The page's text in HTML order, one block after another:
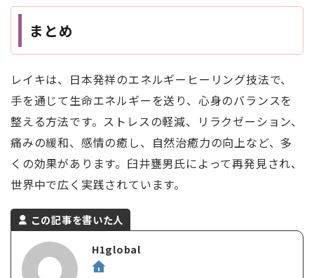
まとめ
レイキは、日本発祥のエネルギーヒーリング技法で、
手を通じて生命エネルギーを送り、心身のバランスを
整える方法です。ストレスの軽減、リラクゼーション、
痛みの緩和、感情の癒し、自然治癒力の向上など、多
くの効果があります。臼井甕男氏によって再発見され、
世界中で広く実践されています。
この記事を書いた人
H1global